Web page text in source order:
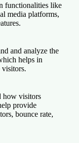
functionalities like
media platforms,
and analyze the
helps in
visitors.
how visitors
provide
bounce rate,